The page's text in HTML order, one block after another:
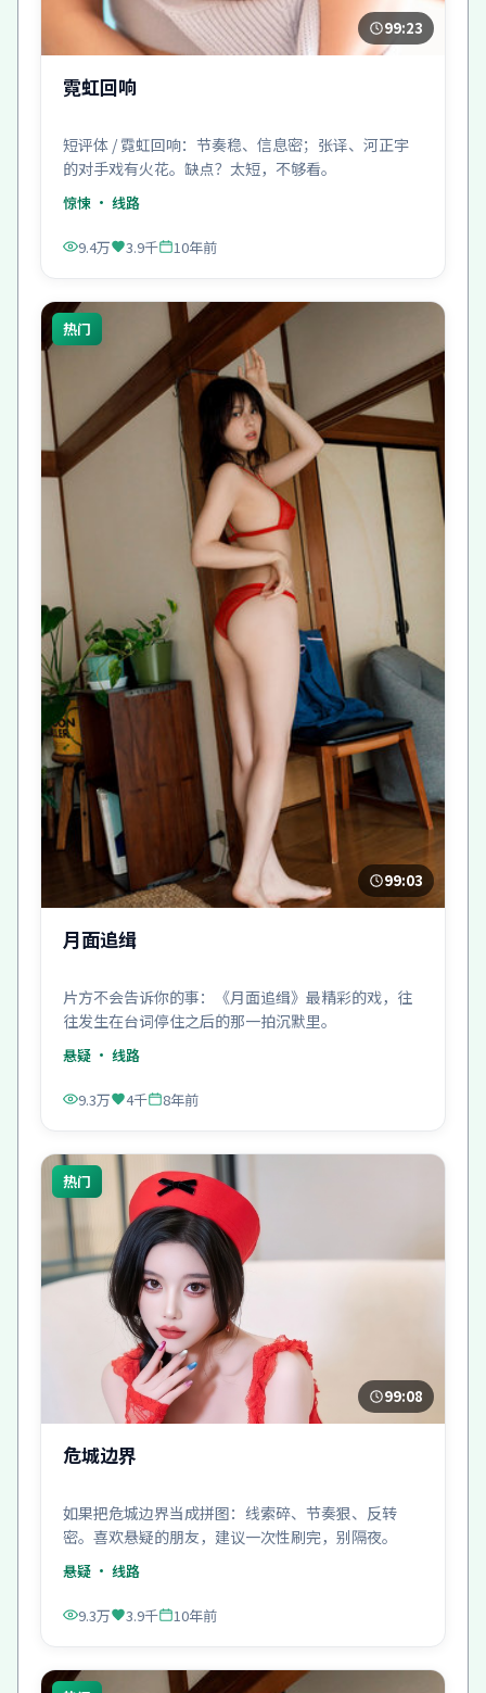
99:23
霓虹回响
短评体 / 霓虹回响：节奏稳、信息密；张译、河正宇
的对手戏有火花。缺点？太短，不够看。
惊悚 · 线路
9.4万 3.9千 10年前
热门
99:03
月面追缉
片方不会告诉你的事：《月面追缉》最精彩的戏，往
往发生在台词停住之后的那一拍沉默里。
悬疑 · 线路
9.3万 4千 8年前
热门
99:08
危城边界
如果把危城边界当成拼图：线索碎、节奏狠、反转
密。喜欢悬疑的朋友，建议一次性刷完，别隔夜。
悬疑 · 线路
9.3万 3.9千 10年前